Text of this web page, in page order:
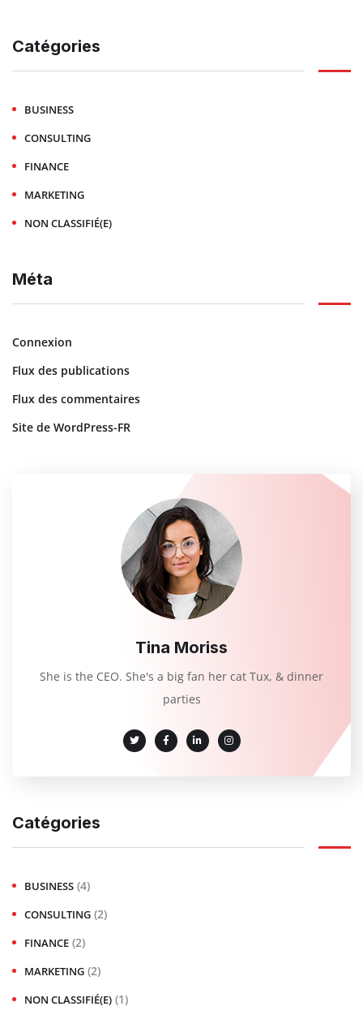
Catégories
BUSINESS
CONSULTING
FINANCE
MARKETING
NON CLASSIFIÉ(E)
Méta
Connexion
Flux des publications
Flux des commentaires
Site de WordPress-FR
Tina Moriss
She is the CEO. She's a big fan her cat Tux, & dinner
parties
Catégories
BUSINESS (4)
CONSULTING (2)
FINANCE (2)
MARKETING (2)
NON CLASSIFIÉ(E) (1)